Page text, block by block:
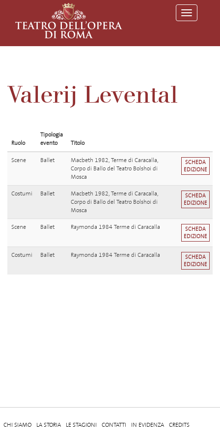
T
o
l
Valerij Levental
Ruolo
Tipologia
evento
Titolo
Scene Ballet
Macbeth 1982, Terme di Caracalla,
Corpo di Ballo del Teatro Bolshoi di
Mosca
SCHEDA
EDIZIONE
Costumi Ballet
Macbeth 1982, Terme di Caracalla,
Corpo di Ballo del Teatro Bolshoi di
Mosca
SCHEDA
EDIZIONE
Scene Ballet Raymonda 1984 Terme di Caracalla
SCHEDA
EDIZIONE
Costumi Ballet Raymonda 1984 Terme di Caracalla
SCHEDA
EDIZIONE
CHI SIAMO LA STORIA LE STAGIONI CONTATTI IN EVIDENZA CREDITS